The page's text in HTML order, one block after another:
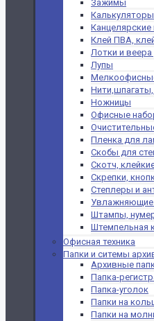
Зажимы
Калькуляторы
Клей ПВА,
Лотки и веера
Лупы
Ножницы
Офисные
Пленка для
Скобы для
Скотч,
Скрепки,
Степлеры и
Увлажняющие
Штампы,
Штемпельная
Офисная техника
Папки и ситемы
Архивные
Папка-
Папка-уголок
Папки на
Папки на